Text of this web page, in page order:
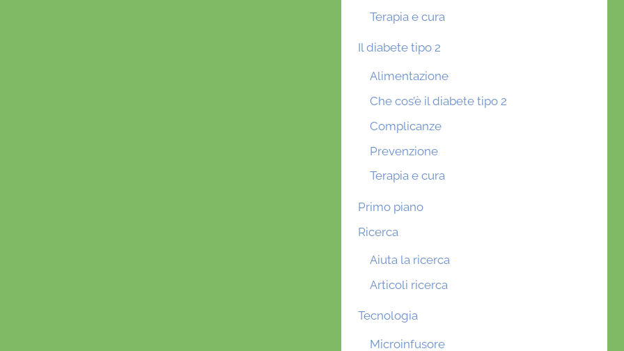
Terapia e cura
Il diabete tipo 2
Alimentazione
Che cos’è il diabete tipo 2
Complicanze
Prevenzione
Terapia e cura
Primo piano
Ricerca
Aiuta la ricerca
Articoli ricerca
Tecnologia
Microinfusore